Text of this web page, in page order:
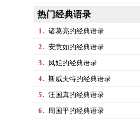
热门经典语录
1. 诸葛亮的经典语录
2. 安意如的经典语录
3. 凤姐的经典语录
4. 斯威夫特的经典语录
5. 汪国真的经典语录
6. 周国平的经典语录